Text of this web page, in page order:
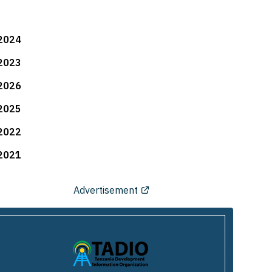
Advertisement